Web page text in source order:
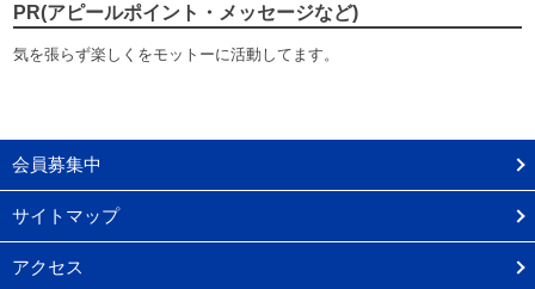
PR(アピールポイント・メッセージなど)
気を張らず楽しくをモットーに活動してます。
会員募集中
サイトマップ
アクセス